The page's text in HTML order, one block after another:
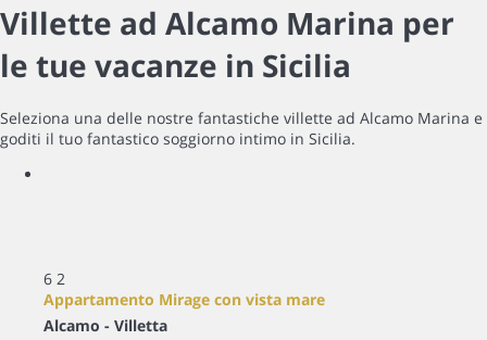
Villette ad Alcamo Marina per
le tue vacanze in Sicilia
Seleziona una delle nostre fantastiche villette ad Alcamo Marina e
goditi il tuo fantastico soggiorno intimo in Sicilia.
6 2
Appartamento Mirage con vista mare
Alcamo - Villetta